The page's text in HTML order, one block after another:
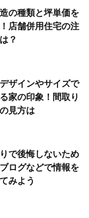
の種類と坪単価を
店舗併用住宅の注
？
ザインやサイズで
家の印象！間取り
見方は
で後悔しないため
ログなどで情報を
みよう